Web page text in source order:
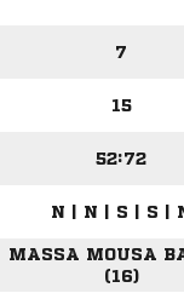
7
15
52:72
N | N | S | S |
MASSA MOUSA
(16)